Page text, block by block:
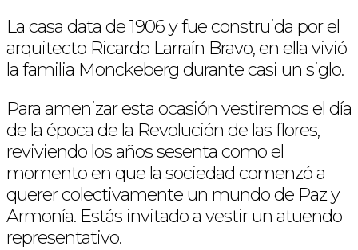
La casa data de 1906 y fue construida por el
arquitecto Ricardo Larraín Bravo, en ella vivió
la familia Monckeberg durante casi un siglo.
Para amenizar esta ocasión vestiremos el día
de la época de la Revolución de las flores,
reviviendo los años sesenta como el
momento en que la sociedad comenzó a
querer colectivamente un mundo de Paz y
Armonía. Estás invitado a vestir un atuendo
representativo.